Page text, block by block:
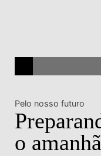
Pelo nosso futuro
o amanhã